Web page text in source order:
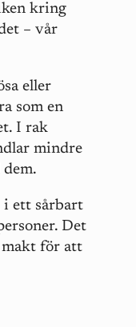
kring
– vår
eller
som en
I rak
mindre
i ett sårbart
Det
makt för att